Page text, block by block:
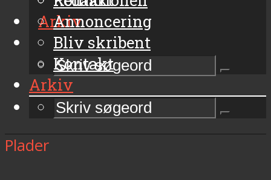
Arkiv
Annoncering
Bliv skribent
Kontakt
Arkiv
Plader